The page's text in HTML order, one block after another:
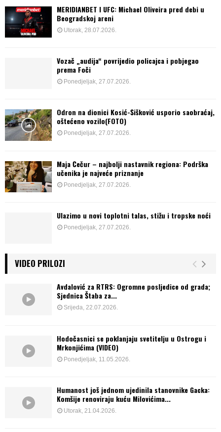
MERIDIANBET I UFC: Michael Oliveira pred debi u
Beogradskoj areni
Utorak, 28.07.2026.
Vozač „audija“ povrijedio policajca i pobjegao
prema Foči
Ponedjeljak, 27.07.2026.
Odron na dionici Kosić-Šišković usporio saobraćaj,
oštećeno vozilo(FOTO)
Ponedjeljak, 27.07.2026.
Maja Čečur – najbolji nastavnik regiona: Podrška
učenika je najveće priznanje
Ponedjeljak, 27.07.2026.
Ulazimo u novi toplotni talas, stižu i tropske noći
Ponedjeljak, 27.07.2026.
VIDEO PRILOZI
Avdalović za RTRS: Ogromne posljedice od grada;
Sjednica Štaba za...
Srijeda, 22.07.2026.
Hodočasnici se poklanjaju svetitelju u Ostrogu i
Mrkonjićima (VIDEO)
Ponedjeljak, 11.05.2026.
Humanost još jednom ujedinila stanovnike Gacka:
Komšije renoviraju kuću Milovićima...
Utorak, 21.04.2026.